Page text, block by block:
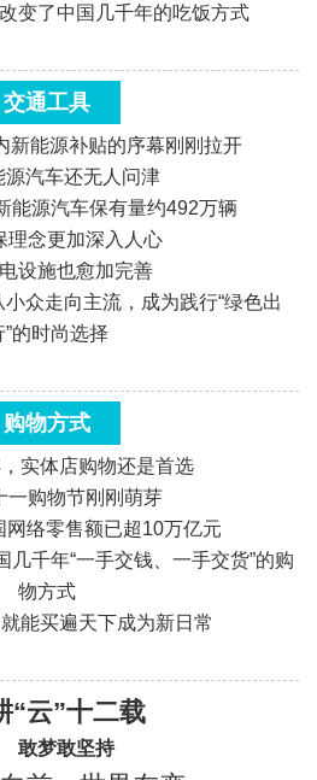
变了中国几千年的吃饭方式
交通工具
新能源补贴的序幕刚刚拉开
源汽车还无人问津
能源汽车保有量约492万辆
理念更加深入人心
设施也愈加完善
众走向主流，成为践行“绿色出
”的时尚选择
购物方式
实体店购物还是首选
一购物节刚刚萌芽
网络零售额已超10万亿元
几千年“一手交钱、一手交货”的购
物方式
能买遍天下成为新日常
“云”十二载
敢梦敢坚持